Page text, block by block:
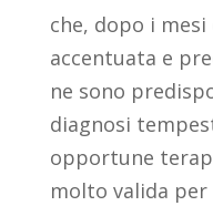
che, dopo i
accentuata e
ne sono
diagnosi
opportune
molto valida per